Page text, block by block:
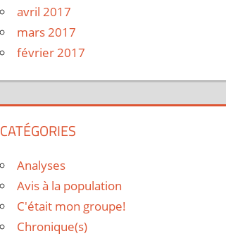
avril 2017
mars 2017
février 2017
CATÉGORIES
Analyses
Avis à la population
C'était mon groupe!
Chronique(s)